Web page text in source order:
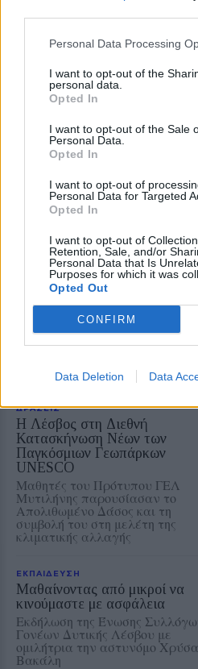
Personal Data Processing
I want to opt-out of the
personal data.
Opted In
I want to opt-out of the Sale
Personal Data.
Opted In
I want to opt-out of
Personal Data for Targeted
Opted In
I want to opt-out of
Retention, Sale, and/or
Personal Data that Is
Purposes for which it was
Opted Out
CONFIRM
Data Deletion Data
μηνύματα και νοήματα για τον
Δικογραφία σε βάρος
για τροχαίο στην Πέτρα
Το αυτοκίνητο προσέκρουσε σε
μπάρες – Ο οδηγός φέρεται να
εγκατέλειψε το σημείο
ΕΚΠΑΙΔΕΥΣΗ
Εκπαιδευτικοί του Πρότυπου
ΓΕΛ Μυτιλήνης σε πρόγραμμα
Erasmus+ στην Κρακοβία
Επιμόρφωση σε σύγχρονες
παιδαγωγικές μεθόδους,
εφαρμογές τεχνητής
εκπαίδευσης
ΔΡΑΣΕΙΣ
Η Λέσβος στη Διεθνή
Κατασκήνωση Νέων των
Παγκόσμιων Γεωπάρκων
UNESCO
Μαθητές του Πρότυπου ΓΕΛ
Μυτιλήνης παρουσίασαν το
Απολιθωμένο Δάσος και τη
συμβολή του στη μελέτη της
κλιματικής αλλαγής
ΕΚΠΑΙΔΕΥΣΗ
Μαθαίνοντας από μικροί να
κινούμαστε με ασφάλεια
Εκδήλωση της Ένωσης
Γονέων Δυτικής Λέσβου με
ομιλήτρια την αστυνόμο Χρύσα
Βακάλη